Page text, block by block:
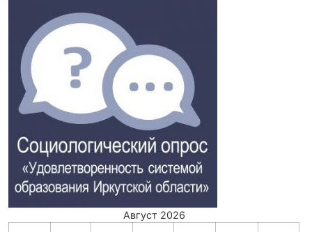
Август 2026